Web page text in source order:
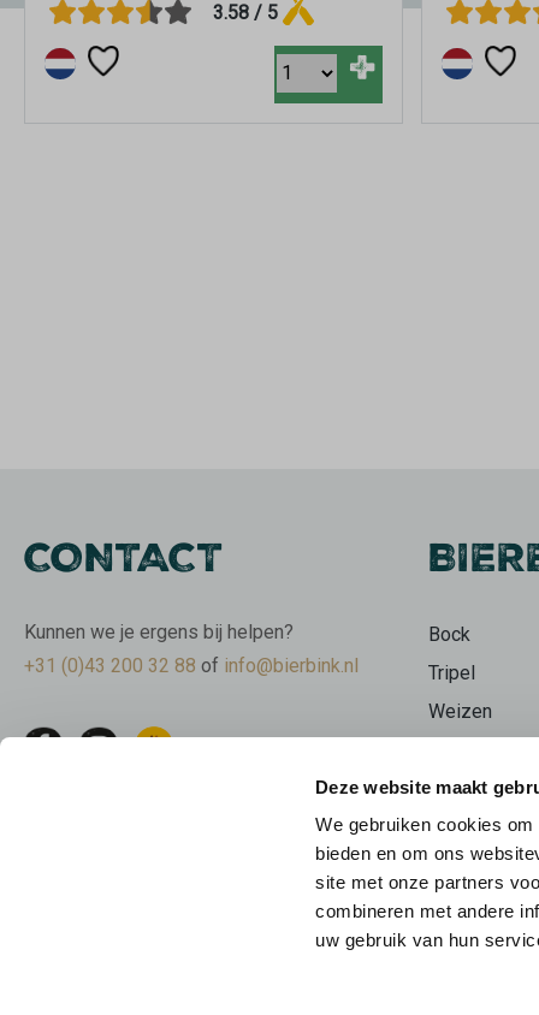
Deze website maakt
We gebruiken cookies
bieden en om ons
site met onze partners
combineren met andere
uw gebruik van hun
3.58 / 5
+
CONTACT
Kunnen we je ergens bij helpen?
+31 (0)43 200 32 88 of info@bierbink.nl
Bock
Tripel
Weizen
Stout
Limburgse
Beer Geeks